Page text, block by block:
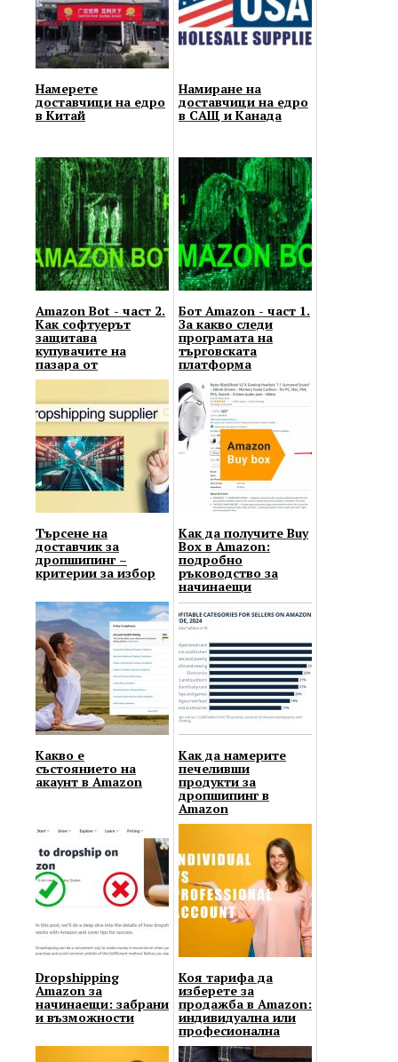
Намерете
доставчици на едро
в Китай
Намиране на
доставчици на едро
в САЩ и Канада
Amazon Bot - част 2.
Как софтуерът
защитава
купувачите на
пазара от
манипулации от
Бот Amazon - част 1.
За какво следи
програмата на
търговската
платформа
Търсене на
доставчик за
дропшипинг –
критерии за избор
Как да получите Buy
Box в Amazon:
подробно
ръководство за
начинаещи
Какво е
състоянието на
акаунт в Amazon
Как да намерите
печеливши
продукти за
дропшипинг в
Amazon
Dropshipping
Amazon за
начинаещи: забрани
и възможности
Коя тарифа да
изберете за
продажба в Amazon:
индивидуална или
професионална